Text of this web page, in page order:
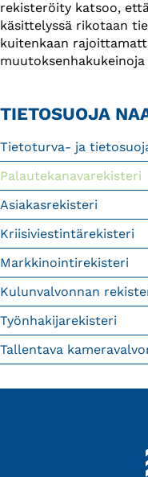
TIETOSUOJA
Tietoturva- ja
Palautekanavarekisteri
Asiakasrekisteri
Kriisiviestintärekisteri
Markkinointirekisteri
Kulunvalvonnan
Työnhakijarekisteri
Tallentava
rekisteröity katsoo,
käsittelyssä rikotaan
kuitenkaan